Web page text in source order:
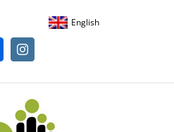
English
Instagram